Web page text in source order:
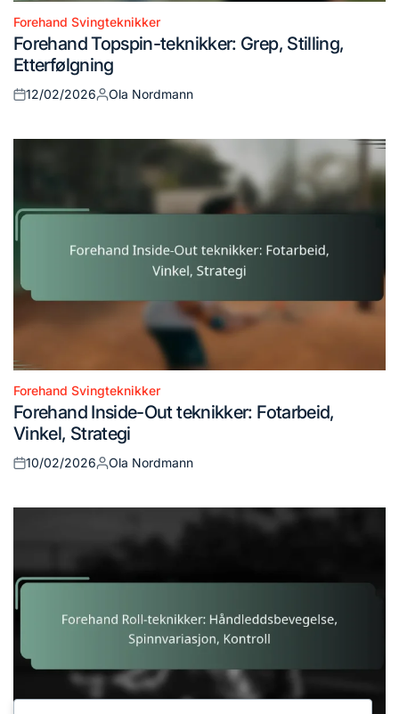
Posted
in
Forehand Svingteknikker
Forehand Topspin-teknikker: Grep, Stilling,
Etterfølgning
Posted
12/02/2026
Posted
Ola Nordmann
Posted
in
Forehand Svingteknikker
Forehand Inside-Out teknikker: Fotarbeid,
Vinkel, Strategi
Posted
10/02/2026
Posted
Ola Nordmann